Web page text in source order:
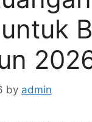
by admin